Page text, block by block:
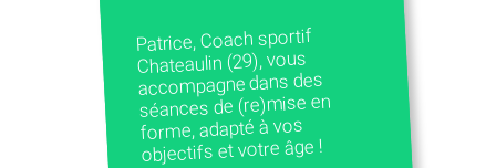
Patrice, Coach sportif
Chateaulin (29), vous
accompagne dans des
séances de (re)mise en
forme, adapté à vos
objectifs et votre âge !